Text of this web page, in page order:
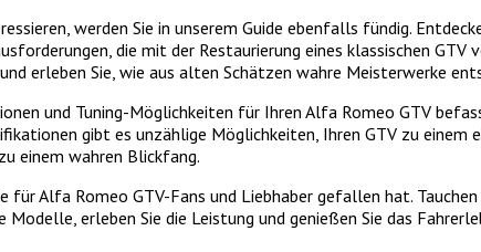
werden Sie in unserem Guide ebenfalls fündig.
die mit der Restaurierung eines klassischen GTV
erleben Sie, wie aus alten Schätzen wahre Meisterwerke
und Tuning-Möglichkeiten für Ihren Alfa Romeo GTV
gibt es unzählige Möglichkeiten, Ihren GTV zu
einem wahren Blickfang.
Alfa Romeo GTV-Fans und Liebhaber gefallen hat.
Modelle, erleben Sie die Leistung und genießen Sie das